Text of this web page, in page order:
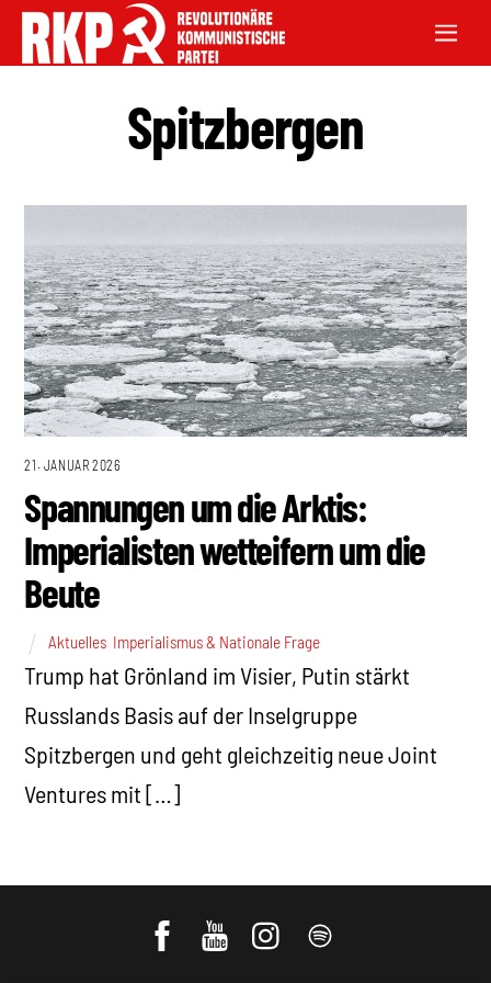
Spitzbergen
21. JANUAR 2026
Spannungen um die Arktis:
Imperialisten wetteifern um die
Beute
Aktuelles Imperialismus & Nationale Frage
Trump hat Grönland im Visier, Putin stärkt
Russlands Basis auf der Inselgruppe
Spitzbergen und geht gleichzeitig neue Joint
Ventures mit […]